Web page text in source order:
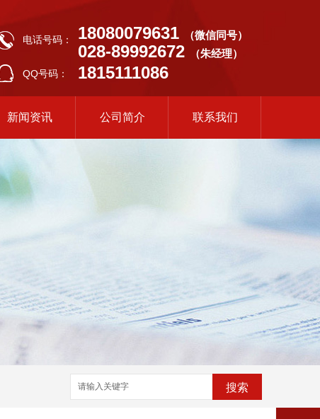
电话号码： 18080079631 （微信同号）
028-89992672 （朱经理）
QQ号码： 1815111086
新闻资讯 公司简介 联系我们
搜索